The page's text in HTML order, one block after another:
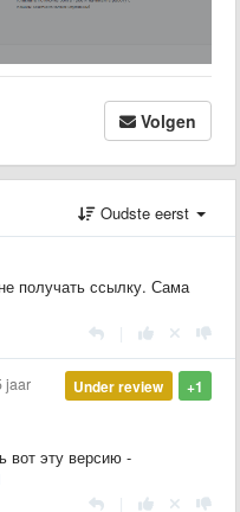
Volgen
Oudste eerst
получать ссылку. Сама
+1
Under review
jaar
вот эту версию -